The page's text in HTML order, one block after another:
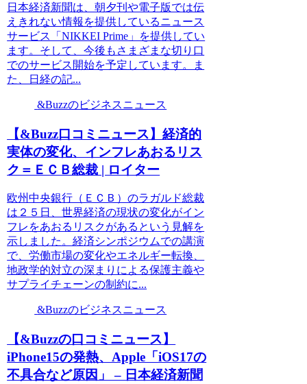
日本経済新聞は、朝夕刊や電子版では伝
えきれない情報を提供しているニュース
サービス「NIKKEI Prime」を提供してい
ます。そして、今後もさまざまな切り口
でのサービス開始を予定しています。ま
た、日経の記...
&Buzzのビジネスニュース
【&Buzz口コミニュース】経済的
実体の変化、インフレあおるリス
ク＝ＥＣＢ総裁 | ロイター
欧州中央銀行（ＥＣＢ）のラガルド総裁
は２５日、世界経済の現状の変化がイン
フレをあおるリスクがあるという見解を
示しました。経済シンポジウムでの講演
で、労働市場の変化やエネルギー転換、
地政学的対立の深まりによる保護主義や
サプライチェーンの制約に...
&Buzzのビジネスニュース
【&Buzzの口コミニュース】
iPhone15の発熱、Apple「iOS17の
不具合など原因」 – 日本経済新聞